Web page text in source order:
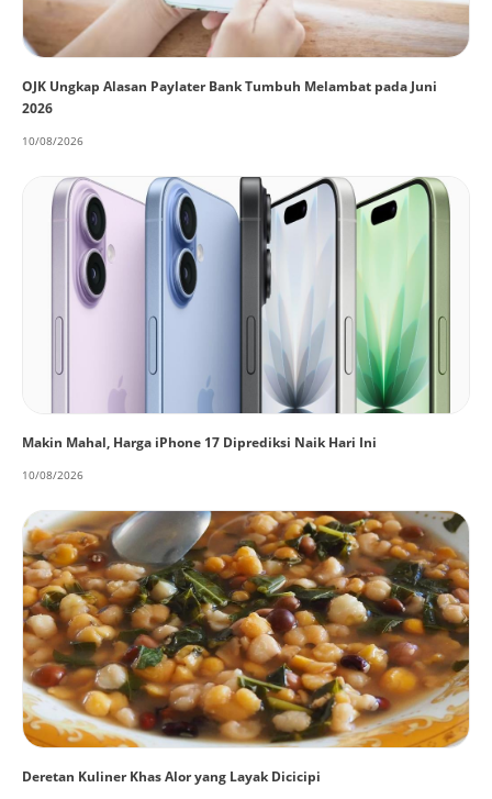
OJK Ungkap Alasan Paylater Bank Tumbuh Melambat pada Juni
2026
10/08/2026
Makin Mahal, Harga iPhone 17 Diprediksi Naik Hari Ini
10/08/2026
Deretan Kuliner Khas Alor yang Layak Dicicipi